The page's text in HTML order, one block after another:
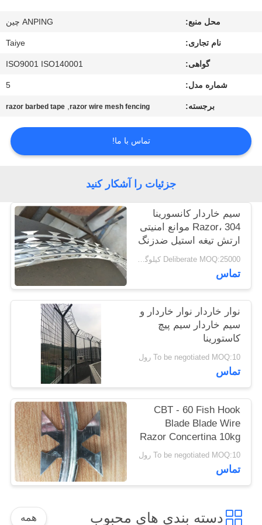
کیفیت
بگیرید
درخواست
نقل
قول
نقشه
سایت
PRIVACY
POLICY
محل منبع: ANPING چین
نام تجاری: Taiye
گواهی: ISO9001 ISO140001
شماره مدل: 5
برجسته: razor wire mesh fencing
,
razor barbed tape
تماس با ما!
جزئیات را آشکار کنید
سیم خاردار کانسورینا
Razor، 304 موانع امنیتی
ارتش تیغه استیل ضدزنگ
Deliberate MOQ:25000 کیلوگرم
تماس
نوار خاردار نوار خاردار و
سیم خاردار سیم پیچ
کاستورینا
To be negotiated MOQ:10 رول
تماس
CBT - 60 Fish Hook
Blade Blade Wire
Razor Concertina 10kg
/ Roll
To be negotiated MOQ:10 رول
تماس
دسته بندی های محبوب همه